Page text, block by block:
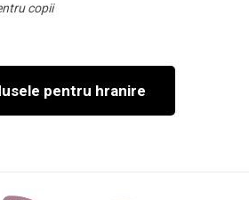
copii
pentru hranire